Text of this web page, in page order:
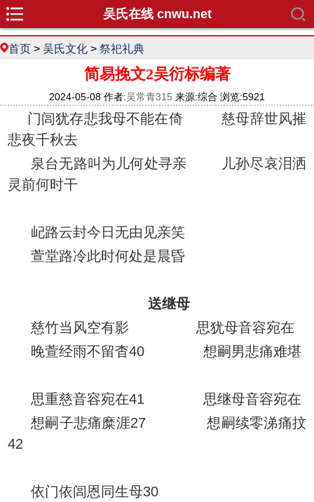
吴氏在线 cnwu.net
首页 > 吴氏文化 > 祭祀礼典
简易挽文2吴衍标编著
2024-05-08 作者:吴常青315 来源:综合 浏览:5921
门闾犹存悲我母不能在倚 慈母辞世风摧
悲夜千秋去
泉台无路叫为儿何处寻亲 儿孙尽哀泪洒
灵前何时干
屺路云封今日无由见亲笑
萱堂路冷此时何处是晨昏
送继母
慈竹当风空有影 思犹母音容宛在
晚萱经雨不留杳40 想嗣男悲痛难堪
思重慈音容宛在41 思继母音容宛在
想嗣子悲痛糜涯27 想嗣续零涕痛抆
42
依门依闾恩同生母30